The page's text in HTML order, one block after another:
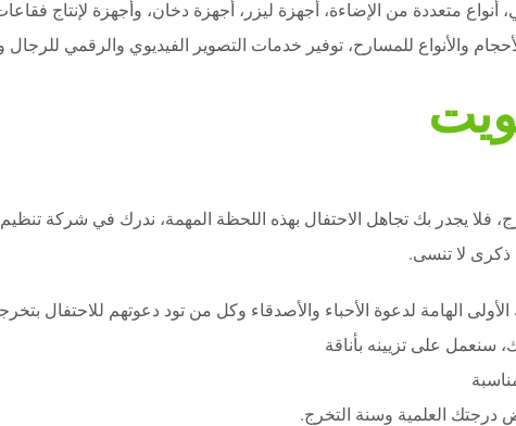
متعددة من الإضاءة، أجهزة ليزر، أجهزة دخان، وأجهزة لإنتاج
والأنواع للمسارح، توفير خدمات التصوير الفيديوي والرقمي
فلا يجدر بك تجاهل الاحتفال بهذه اللحظة المهمة، ندرك في شركة
ذكرى لا تنسى.
الهامة لدعوة الأحباء والأصدقاء وكل من تود دعوتهم للاحتفال
سنعمل على تزيينه بأناقة
درجتك العلمية وسنة التخرج.